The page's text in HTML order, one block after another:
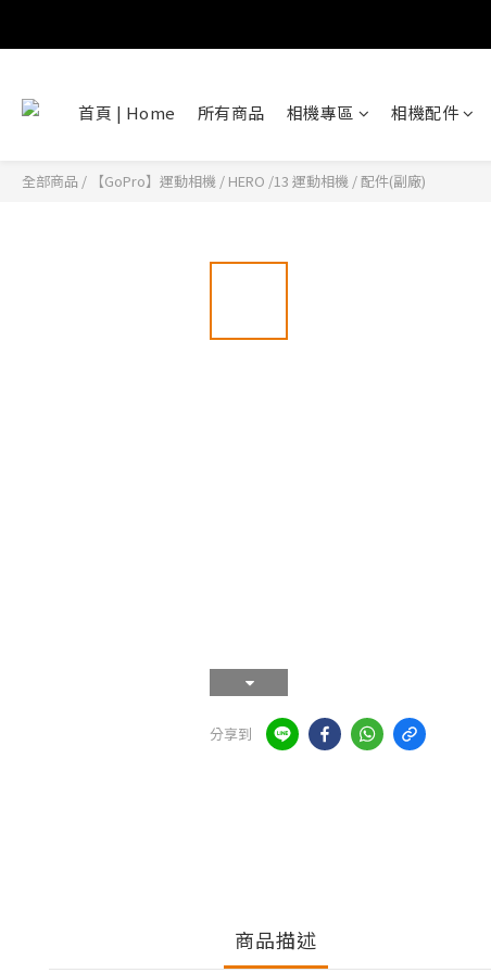
首頁 | Home 所有商品 相機專區 相機配件
全部商品 / 【GoPro】運動相機 / HERO /13 運動相機 /配件(副廠)
分享到
商品描述